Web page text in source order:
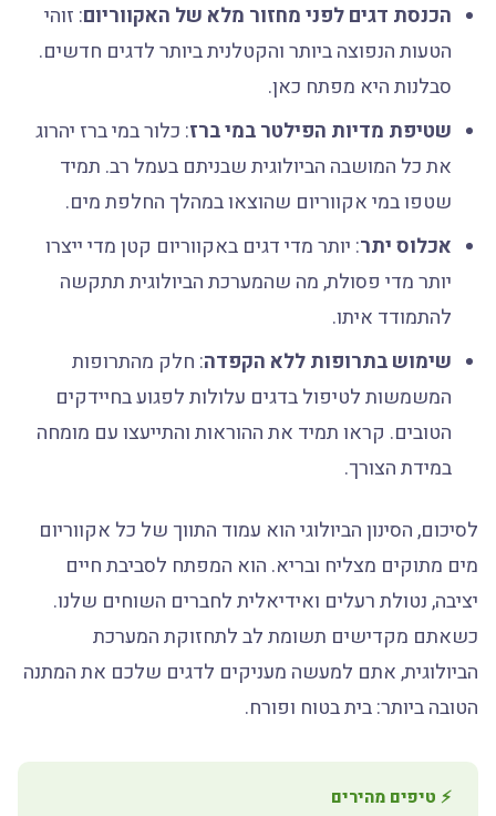
הכנסת דגים לפני מחזור מלא של האקווריום: זוהי
הטעות הנפוצה ביותר והקטלנית ביותר לדגים חדשים.
סבלנות היא מפתח כאן.
שטיפת מדיות הפילטר במי ברז: כלור במי ברז יהרוג
את כל המושבה הביולוגית שבניתם בעמל רב. תמיד
שטפו במי אקווריום שהוצאו במהלך החלפת מים.
אכלוס יתר: יותר מדי דגים באקווריום קטן מדי ייצרו
יותר מדי פסולת, מה שהמערכת הביולוגית תתקשה
להתמודד איתו.
שימוש בתרופות ללא הקפדה: חלק מהתרופות
המשמשות לטיפול בדגים עלולות לפגוע בחיידקים
הטובים. קראו תמיד את ההוראות והתייעצו עם מומחה
במידת הצורך.
לסיכום, הסינון הביולוגי הוא עמוד התווך של כל אקווריום
מים מתוקים מצליח ובריא. הוא המפתח לסביבת חיים
יציבה, נטולת רעלים ואידיאלית לחברים השוחים שלנו.
כשאתם מקדישים תשומת לב לתחזוקת המערכת
הביולוגית, אתם למעשה מעניקים לדגים שלכם את המתנה
הטובה ביותר: בית בטוח ופורח.
⚡ טיפים מהירים